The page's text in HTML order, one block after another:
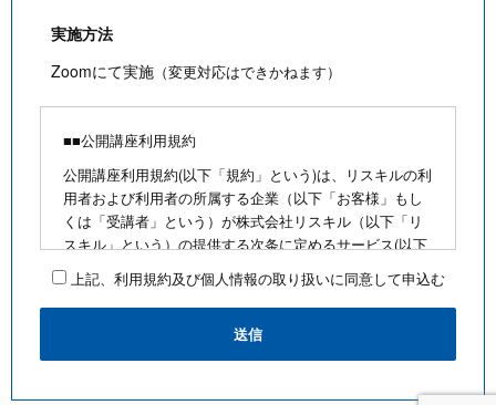
実施方法
Zoomにて実施 （変更対応はできかねます）
■■公開講座利用規約
公開講座利用規約(以下「規約」という)は、リスキルの利
用者および利用者の所属する企業（以下「お客様」もし
くは「受講者」という）が株式会社リスキル（以下「リ
スキル」という）の提供する次条に定めるサービス(以下
「公開講座」という)を利用するにあたり、お客様に遵守
していただく事項を定めたものです。
■公開講座お申込みにあたって
・最少催行人数を満たさないなど合理的な事由がある場
とします
上記、利用規約及び個人情報の取り扱いに同意して申込む